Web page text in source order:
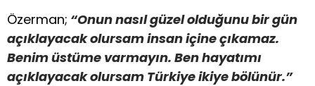
Özerman; “Onun nasıl güzel olduğunu bir gün
açıklayacak olursam insan içine çıkamaz.
Benim üstüme varmayın. Ben hayatımı
açıklayacak olursam Türkiye ikiye bölünür.”